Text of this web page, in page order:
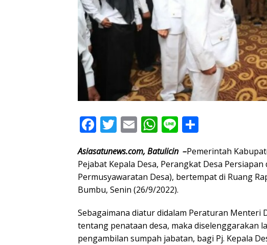
F
e
b
o
o
k
T
itt
er
E
ai
l
W
at
s
A
p
p
Li
e ar
e
Asiasatunews.com, Batulicin –Pemerintah
Pejabat Kepala Desa, Perangkat Desa
Permusyawaratan Desa), bertempat di Ruang
Bumbu, Senin (26/9/2022).
Sebagaimana diatur didalam Peraturan Menteri
tentang penataan desa, maka diselenggarakan
pengambilan sumpah jabatan, bagi Pj. Kepala